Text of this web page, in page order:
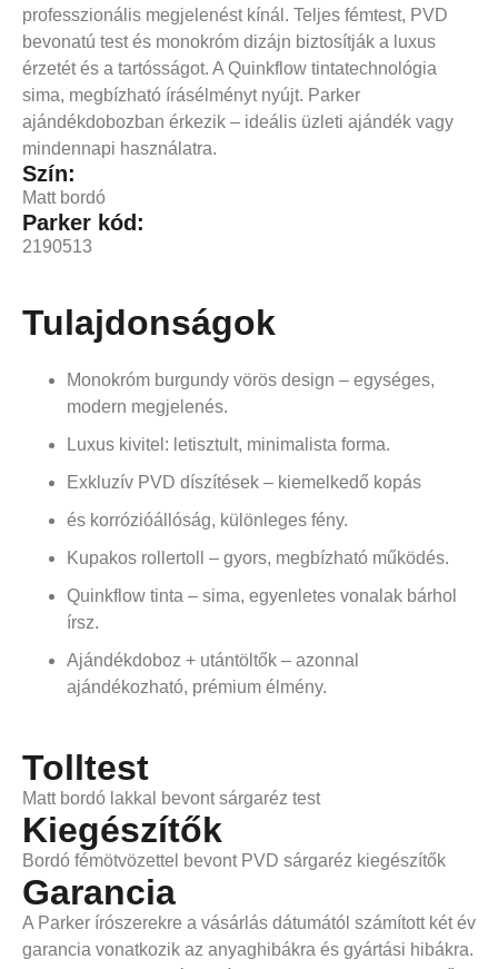
professzionális megjelenést kínál. Teljes fémtest, PVD
bevonatú test és monokróm dizájn biztosítják a luxus
érzetét és a tartósságot. A Quinkflow tintatechnológia
sima, megbízható írásélményt nyújt. Parker
ajándékdobozban érkezik – ideális üzleti ajándék vagy
mindennapi használatra.
Szín:
Matt bordó
Parker kód:
2190513
Tulajdonságok
Monokróm burgundy vörös design – egységes,
modern megjelenés.
Luxus kivitel: letisztult, minimalista forma.
Exkluzív PVD díszítések – kiemelkedő kopás
és korrózióállóság, különleges fény.
Kupakos rollertoll – gyors, megbízható működés.
Quinkflow tinta – sima, egyenletes vonalak bárhol
írsz.
Ajándékdoboz + utántöltők – azonnal
ajándékozható, prémium élmény.
Tolltest
Matt bordó lakkal bevont sárgaréz test
Kiegészítők
Bordó fémötvözettel bevont PVD sárgaréz kiegészítők
Garancia
A Parker írószerekre a vásárlás dátumától számított két év
garancia vonatkozik az anyaghibákra és gyártási hibákra.